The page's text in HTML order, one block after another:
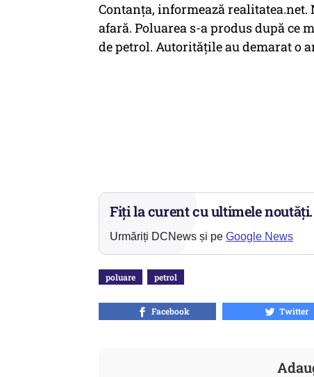
Contanţa, informează realitatea.net.
afară. Poluarea s-a produs după ce
de petrol. Autorităţile au demarat o
Fiți la curent cu ultimele noutăți.
Urmăriți DCNews și pe Google News
poluare petrol
Facebook Twitter